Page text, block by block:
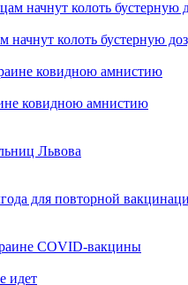
начнут колоть бустерную
ковидною амнистию
Львова
для повторной
COVID-вакцины